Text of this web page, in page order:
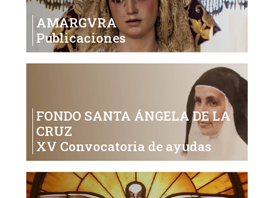
AMARGVRA
Publicaciones
FONDO SANTA ÁNGELA DE LA
CRUZ
XV Convocatoria de ayudas